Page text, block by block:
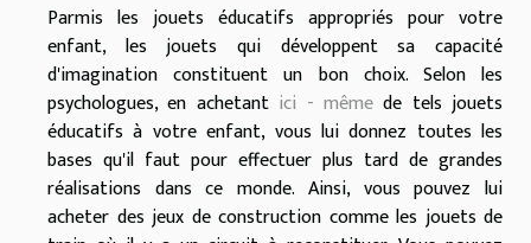
Parmis les jouets éducatifs appropriés pour votre
enfant, les jouets qui développent sa capacité
d'imagination constituent un bon choix. Selon les
psychologues, en achetant ici - mêmede tels jouets
éducatifs à votre enfant, vous lui donnez toutes les
bases qu'il faut pour effectuer plus tard de grandes
réalisations dans ce monde. Ainsi, vous pouvez lui
acheter des jeux de construction comme les jouets de